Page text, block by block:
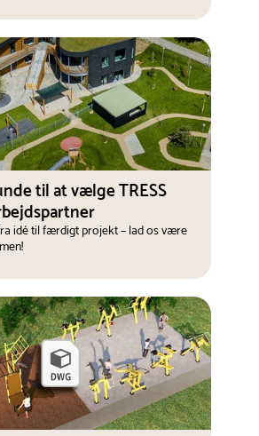
til at vælge TRESS
idé til færdigt projekt – lad os være